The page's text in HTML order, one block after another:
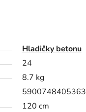
Hladičky betonu
24
8.7 kg
5900748405363
120 cm